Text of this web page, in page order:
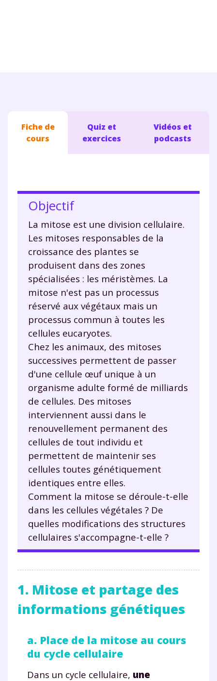
Fiche de
cours
Quiz et
exercices
Vidéos et
podcasts
Objectif
La mitose est une division cellulaire.
Les mitoses responsables de la
croissance des plantes se
produisent dans des zones
spécialisées : les méristèmes. La
mitose n'est pas un processus
réservé aux végétaux mais un
processus commun à toutes les
cellules eucaryotes.
Chez les animaux, des mitoses
successives permettent de passer
d'une cellule œuf unique à un
organisme adulte formé de milliards
de cellules. Des mitoses
interviennent aussi dans le
renouvellement permanent des
cellules de tout individu et
permettent de maintenir ses
cellules toutes génétiquement
identiques entre elles.
Comment la mitose se déroule-t-elle
dans les cellules végétales ? De
quelles modifications des structures
cellulaires s'accompagne-t-elle ?
1. Mitose et partage des
informations génétiques
a. Place de la mitose au cours
du cycle cellulaire
Dans un cycle cellulaire, une